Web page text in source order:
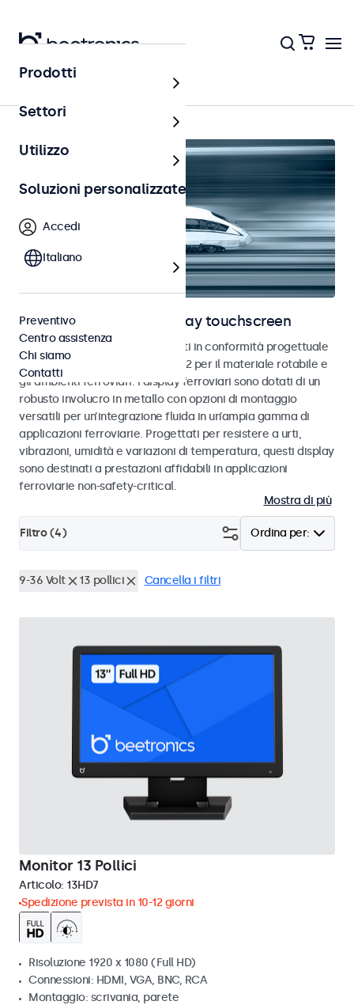
Home
Monitor ferroviari e display touchscreen
Monitor e touchscreen sviluppati in conformità progettuale
alle norme EN 50155 e EN 45545-2 per il materiale rotabile e
gli ambienti ferroviari. I display ferroviari sono dotati di un
robusto involucro in metallo con opzioni di montaggio
versatili per un’integrazione fluida in un’ampia gamma di
applicazioni ferroviarie. Progettati per resistere a urti,
vibrazioni, umidità e variazioni di temperatura, questi display
sono destinati a prestazioni affidabili in applicazioni
ferroviarie non-safety-critical.
Mostra di più
Ordina per:
Filtro (4)
9-36 Volt 13 pollici Cancella i filtri
Monitor 13 Pollici
Articolo: 13HD7
Spedizione prevista in 10-12 giorni
Risoluzione 1920 x 1080 (Full HD)
Connessioni: HDMI, VGA, BNC, RCA
Montaggio: scrivania, parete
Prodotti
Settori
Utilizzo
Soluzioni personalizzate
Accedi
Italiano
Preventivo
Centro assistenza
Chi siamo
Contatti